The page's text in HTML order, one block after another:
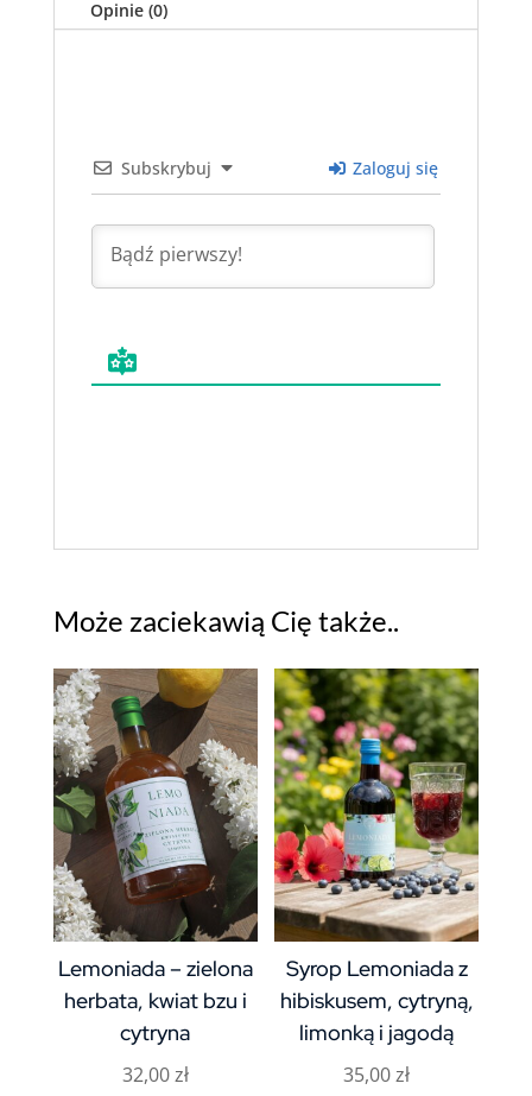
Opinie (0)
Subskrybuj Zaloguj się
Może zaciekawią Cię także..
Lemoniada – zielona
herbata, kwiat bzu i
cytryna
32,00zł
Syrop Lemoniada z
hibiskusem, cytryną,
limonką i jagodą
35,00zł